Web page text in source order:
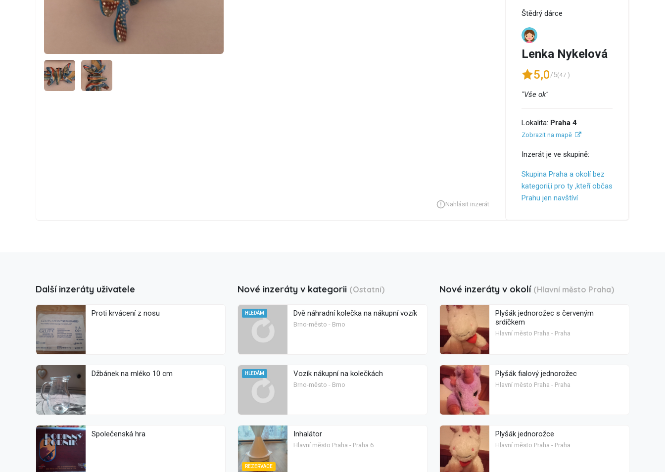
Nahlásit inzerát
Štědrý dárce
Lenka Nykelová
5,0/5(47 )
"Vše ok"
Lokalita: Praha 4
Zobrazit na mapě
Inzerát je ve skupině:
Skupina Praha a okolí bez
kategorií,i pro ty ,kteří občas
Prahu jen navštíví
Další inzeráty uživatele
Proti krvácení z nosu
Džbánek na mléko 10 cm
Společenská hra
Nové inzeráty v kategorii (Ostatní)
HLEDÁM Dvě náhradní kolečka na nákupní vozík
Brno-město - Brno
HLEDÁM Vozík nákupní na kolečkách
Brno-město - Brno
REZERVACE
Inhalátor
Hlavní město Praha - Praha 6
Nové inzeráty v okolí (Hlavní město Praha)
Plyšák jednorožec s červeným
srdíčkem
Hlavní město Praha - Praha
Plyšák fialový jednorožec
Hlavní město Praha - Praha
Plyšák jednorožce
Hlavní město Praha - Praha